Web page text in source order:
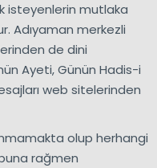
isteyenlerin mutlaka
Adıyaman merkezli
de dini
Ayeti, Günün Hadis-i
web sitelerinden
olup herhangi
rağmen